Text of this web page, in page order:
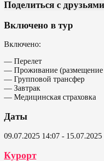
Поделиться с друзьями
Включено в тур
Включено:
— Перелет
— Проживание (размещение
— Групповой трансфер
— Завтрак
— Медицинская страховка
Даты
09.07.2025 14:07 - 15.07.2025
Курорт